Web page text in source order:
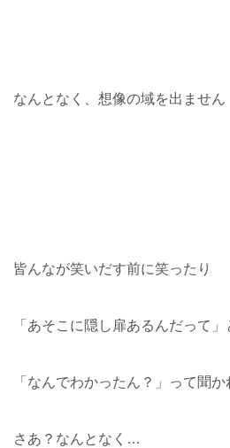
なんとなく、想像の域を出ません
皆んなが笑いだす前に笑ったり
「あそこに隠し扉あるんだって」
「なんでわかったん？」って聞か
さあ？なんとなく…